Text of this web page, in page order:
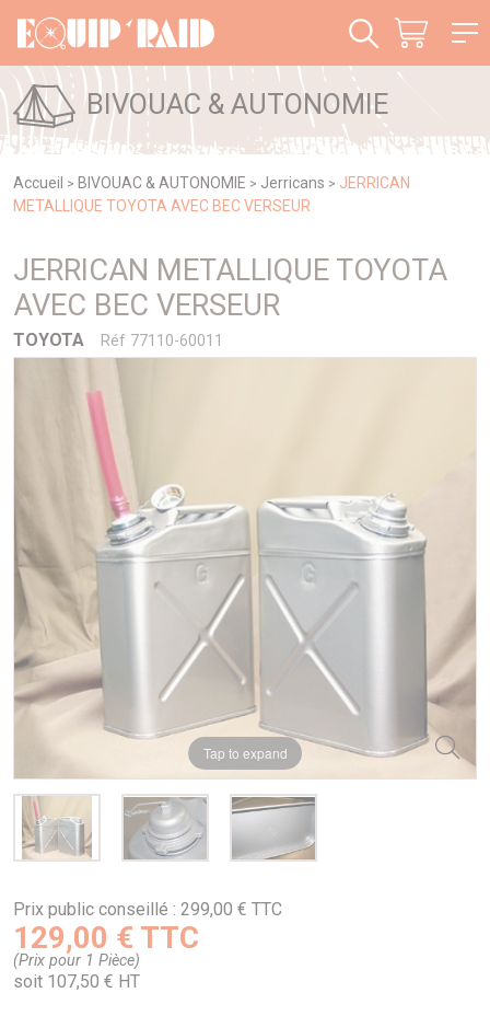
BIVOUAC & AUTONOMIE
Accueil > BIVOUAC & AUTONOMIE > Jerricans > JERRICAN
METALLIQUE TOYOTA AVEC BEC VERSEUR
JERRICAN METALLIQUE TOYOTA
AVEC BEC VERSEUR
TOYOTA Réf 77110-60011
Tap to expand
Prix public conseillé : 299,00 € TTC
129,00 € TTC
(Prix pour 1 Pièce)
soit 107,50 € HT
Panneau de gestion des cookies